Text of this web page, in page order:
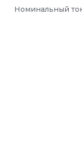
Номинальный